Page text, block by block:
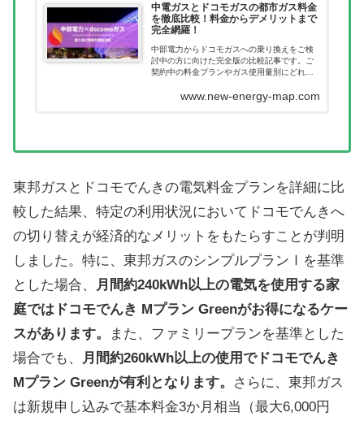
中電ガスとドコモガスの都市ガス料金
を徹底比較！料金からデメリットまで
完全網羅！
中部電力からドコモガスへの乗り換えをご検
討中の方に向けた完全版の比較記事です。ご
契約中の料金プランやガス使用量別にどれだ
す。ガス会社を乗り換えたあとに料金が高く
www.new-energy-map.com
東邦ガスとドコモでんきの電気料金プランを詳細に比
較した結果、特定の利用状況においてドコモでんきへ
の切り替えが経済的なメリットをもたらすことが判明
しました。特に、東邦ガスのシンプルプランⅠを基準
とした場合、
月間約240kWh以上の電気を使用する家
庭ではドコモでんき Mプラン Greenがお得になるケー
スがあります。
また、ファミリープランを基準とした
場合でも、
月間約260kWh以上の使用でドコモでんき
Mプラン Greenが有利となります。
さらに、東邦ガス
は新規申し込みで基本料金3か月相当（最大6,000円